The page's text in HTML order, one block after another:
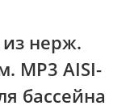
нерж.
MP3 AISI-
бассейна